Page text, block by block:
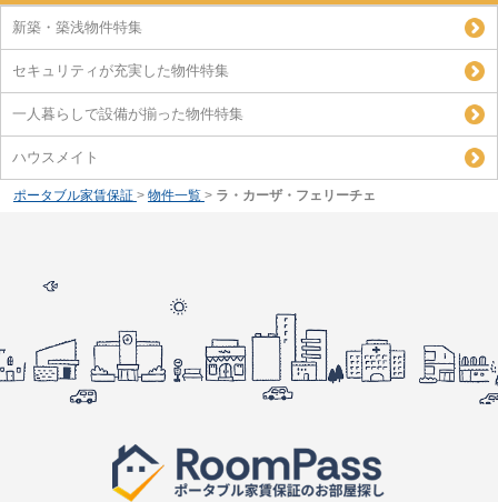
新築・築浅物件特集
セキュリティが充実した物件特集
一人暮らしで設備が揃った物件特集
ハウスメイト
ポータブル家賃保証 > 物件一覧 > ラ・カーザ・フェリーチェ